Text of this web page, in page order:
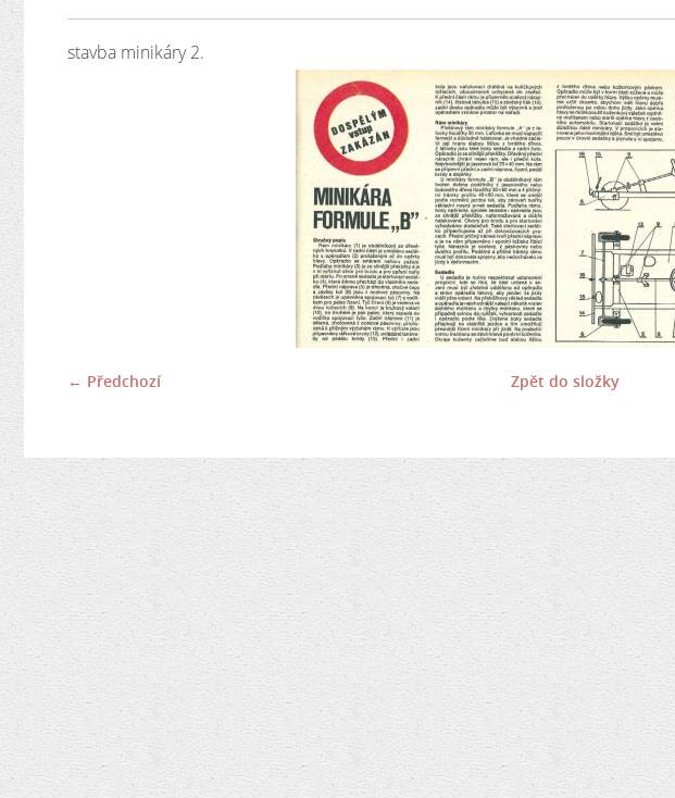
stavba minikáry 2.
← Předchozí Zpět do složky